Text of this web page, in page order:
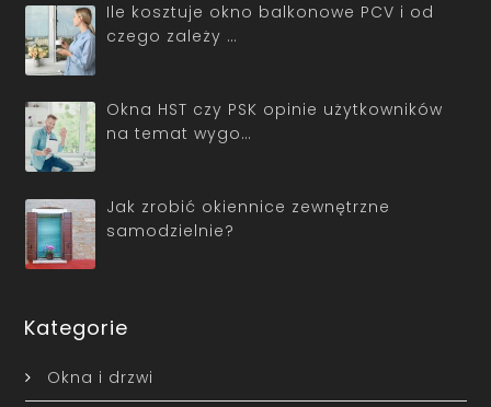
Ile kosztuje okno balkonowe PCV i od
czego zależy …
Okna HST czy PSK opinie użytkowników
na temat wygo…
Jak zrobić okiennice zewnętrzne
samodzielnie?
Kategorie
Okna i drzwi